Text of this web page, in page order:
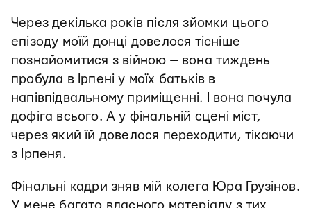
Через декілька років після зйомки цього
епізоду моїй донці довелося тісніше
познайомитися з війною — вона тиждень
пробула в Ірпені у моїх батьків в
напівпідвальному приміщенні. І вона почула
дофіга всього. А у фінальній сцені міст,
через який їй довелося переходити, тікаючи
з Ірпеня.
Фінальні кадри зняв мій колега Юра Грузінов.